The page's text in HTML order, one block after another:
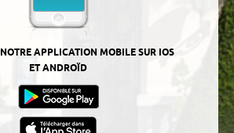
APPLICATION MOBILE SUR IOS
ET ANDROÏD